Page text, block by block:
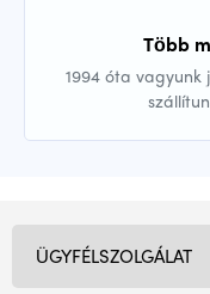
Több
1994 óta vagyunk
ÜGYFÉLSZOLGÁLAT